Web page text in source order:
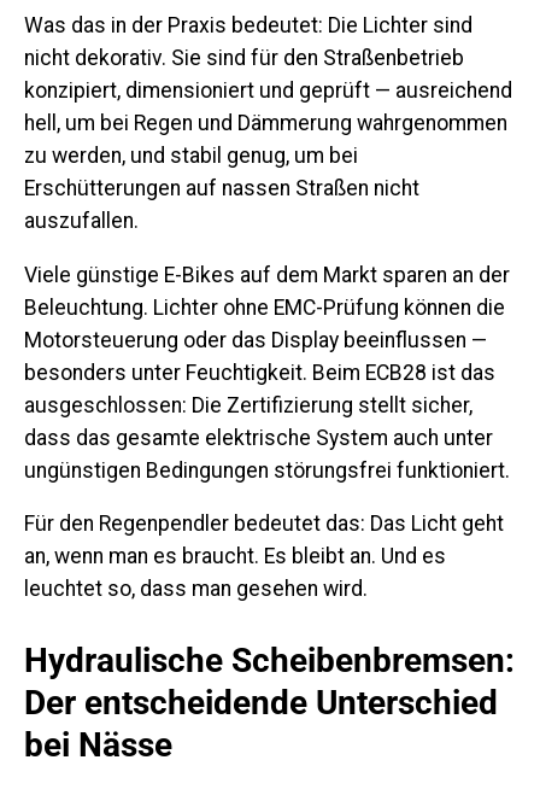
Was das in der Praxis bedeutet: Die Lichter sind
nicht dekorativ. Sie sind für den Straßenbetrieb
konzipiert, dimensioniert und geprüft — ausreichend
hell, um bei Regen und Dämmerung wahrgenommen
zu werden, und stabil genug, um bei
Erschütterungen auf nassen Straßen nicht
auszufallen.
Viele günstige E-Bikes auf dem Markt sparen an der
Beleuchtung. Lichter ohne EMC-Prüfung können die
Motorsteuerung oder das Display beeinflussen —
besonders unter Feuchtigkeit. Beim ECB28 ist das
ausgeschlossen: Die Zertifizierung stellt sicher,
dass das gesamte elektrische System auch unter
ungünstigen Bedingungen störungsfrei funktioniert.
Für den Regenpendler bedeutet das: Das Licht geht
an, wenn man es braucht. Es bleibt an. Und es
leuchtet so, dass man gesehen wird.
Hydraulische Scheibenbremsen:
Der entscheidende Unterschied
bei Nässe